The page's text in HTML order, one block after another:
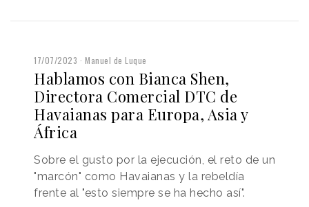
17/07/2023 Manuel de Luque
Hablamos con Bianca Shen,
Directora Comercial DTC de
Havaianas para Europa, Asia y
África
Sobre el gusto por la ejecución, el reto de un
"marcón" como Havaianas y la rebeldía
frente al "esto siempre se ha hecho así".